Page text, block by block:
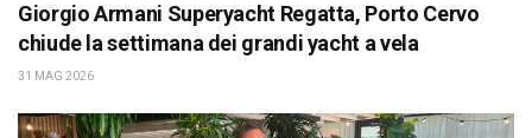
Giorgio Armani Superyacht Regatta, Porto Cervo
chiude la settimana dei grandi yacht a vela
31 MAG 2026